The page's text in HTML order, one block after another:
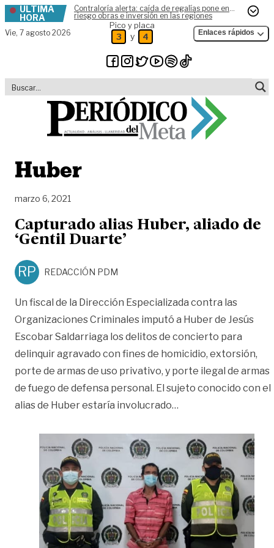
Skip to content
ÚLTIMA
HORA
Contraloría alerta: caída de regalías pone en
riesgo obras e inversión en las regiones
Vie, 7 agosto 2026
Pico y placa
3 y 4 Enlaces rápidos
Huber
marzo 6, 2021
Capturado alias Huber, aliado de
‘Gentil Duarte’
RP REDACCIÓN PDM
Un fiscal de la Dirección Especializada contra las
Organizaciones Criminales imputó a Huber de Jesús
Escobar Saldarriaga los delitos de concierto para
delinquir agravado con fines de homicidio, extorsión,
porte de armas de uso privativo, y porte ilegal de armas
de fuego de defensa personal. El sujeto conocido con el
alias de Huber estaría involucrado…